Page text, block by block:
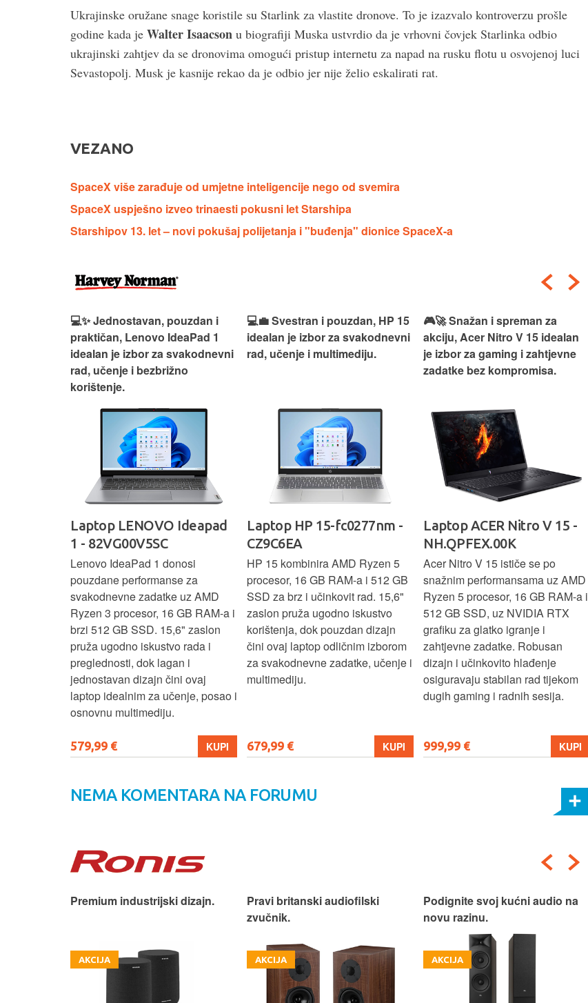
Ukrajinske oružane snage koristile su Starlink za vlastite dronove. To je izazvalo kontroverzu prošle
godine kada je Walter Isaacson u biografiji Muska ustvrdio da je vrhovni čovjek Starlinka odbio
ukrajinski zahtjev da se dronovima omogući pristup internetu za napad na rusku flotu u osvojenoj luci
Sevastopolj. Musk je kasnije rekao da je odbio jer nije želio eskalirati rat.
VEZANO
SpaceX više zarađuje od umjetne inteligencije nego od svemira
SpaceX uspješno izveo trinaesti pokusni let Starshipa
Starshipov 13. let – novi pokušaj polijetanja i "buđenja" dionice SpaceX-a
💻✨ Jednostavan, pouzdan i
praktičan, Lenovo IdeaPad 1
idealan je izbor za svakodnevni
rad, učenje i bezbrižno
korištenje.
Laptop LENOVO Ideapad
1 - 82VG00V5SC
Lenovo IdeaPad 1 donosi
pouzdane performanse za
svakodnevne zadatke uz AMD
Ryzen 3 procesor, 16 GB RAM-a i
brzi 512 GB SSD. 15,6" zaslon
pruža ugodno iskustvo rada i
preglednosti, dok lagan i
jednostavan dizajn čini ovaj
laptop idealnim za učenje, posao i
osnovnu multimediju.
579,99 € KUPI
💻💼 Svestran i pouzdan, HP 15
idealan je izbor za svakodnevni
rad, učenje i multimediju.
Laptop HP 15-fc0277nm -
CZ9C6EA
HP 15 kombinira AMD Ryzen 5
procesor, 16 GB RAM-a i 512 GB
SSD za brz i učinkovit rad. 15,6"
zaslon pruža ugodno iskustvo
korištenja, dok pouzdan dizajn
čini ovaj laptop odličnim izborom
za svakodnevne zadatke, učenje i
multimediju.
679,99 € KUPI
🎮🚀 Snažan i spreman za
akciju, Acer Nitro V 15 idealan
je izbor za gaming i zahtjevne
zadatke bez kompromisa.
Laptop ACER Nitro V 15 -
NH.QPFEX.00K
Acer Nitro V 15 ističe se po
snažnim performansama uz AMD
Ryzen 5 procesor, 16 GB RAM-a i
512 GB SSD, uz NVIDIA RTX
grafiku za glatko igranje i
zahtjevne zadatke. Robusan
dizajn i učinkovito hlađenje
osiguravaju stabilan rad tijekom
dugih gaming i radnih sesija.
999,99 € KUPI
NEMA KOMENTARA NA FORUMU
Premium industrijski dizajn.
AKCIJA
Pravi britanski audiofilski
zvučnik.
AKCIJA
Podignite svoj kućni audio na
novu razinu.
AKCIJA